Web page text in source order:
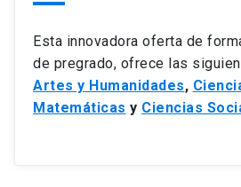
Esta innovadora oferta de
de pregrado, ofrece las
Artes y Humanidades,
Matemáticas y Ciencias